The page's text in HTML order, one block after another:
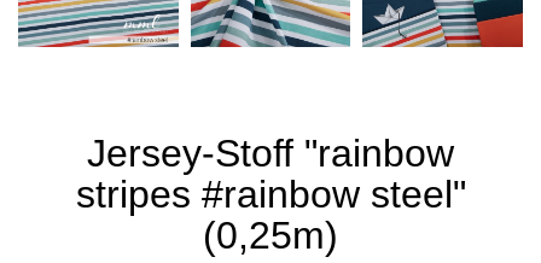
Jersey-Stoff "rainbow
stripes #rainbow steel"
(0,25m)